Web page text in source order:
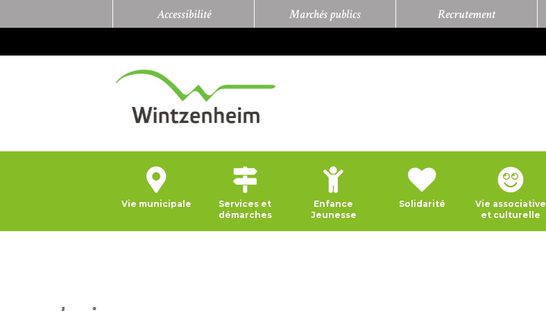
Accessibilité Marchés publics Recrutement
Vie municipale
Services et
démarches
Enfance
Jeunesse
Solidarité
Vie associative
et culturelle